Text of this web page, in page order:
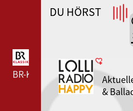
WDR 4 --- WDR 4 ---
BR-KLASSIK --- BR-KLASSIK ---
DU HÖRST
&